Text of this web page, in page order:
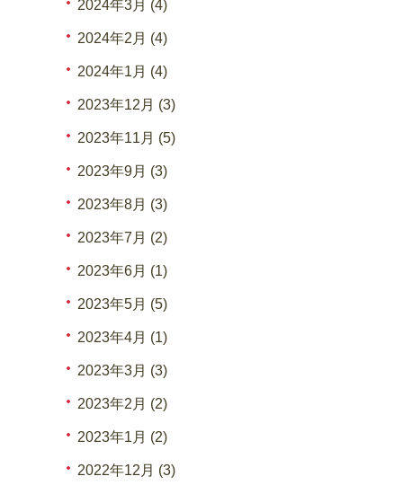
2024年3月 (4)
2024年2月 (4)
2024年1月 (4)
2023年12月 (3)
2023年11月 (5)
2023年9月 (3)
2023年8月 (3)
2023年7月 (2)
2023年6月 (1)
2023年5月 (5)
2023年4月 (1)
2023年3月 (3)
2023年2月 (2)
2023年1月 (2)
2022年12月 (3)